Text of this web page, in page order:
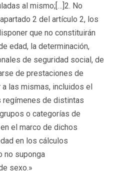
al mismo;[…]2. No
2 del artículo 2, los
que no constituirán
edad, la determinación,
de seguridad social, de
de prestaciones de
las mismas, incluidos el
regímenes de distintas
o categorías de
el marco de dichos
en los cálculos
no suponga
sexo.»